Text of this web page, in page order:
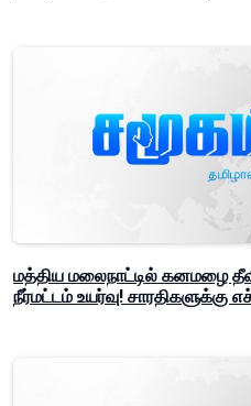
மத்திய மலைநாட்டில் கனமழை
நீர்மட்டம் உயர்வு! சாரதிகளுக்கு